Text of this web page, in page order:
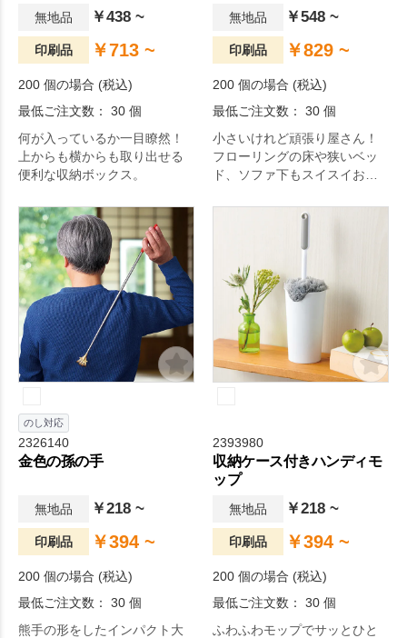
無地品 ￥438 ~
印刷品 ￥713 ~
200 個の場合 (税込)
最低ご注文数： 30 個
何が入っているか一目瞭然！
上からも横からも取り出せる
便利な収納ボックス。
無地品 ￥548 ~
印刷品 ￥829 ~
200 個の場合 (税込)
最低ご注文数： 30 個
小さいけれど頑張り屋さん！
フローリングの床や狭いベッ
ド、ソファ下もスイスイお掃
除機です。
のし対応
2326140
金色の孫の手
無地品 ￥218 ~
印刷品 ￥394 ~
200 個の場合 (税込)
最低ご注文数： 30 個
熊手の形をしたインパクト大
2393980
収納ケース付きハンディモ
ップ
無地品 ￥218 ~
印刷品 ￥394 ~
200 個の場合 (税込)
最低ご注文数： 30 個
ふわふわモップでサッとひと